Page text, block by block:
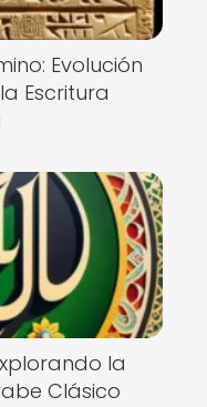
Evolución
Escritura
la
Clásico